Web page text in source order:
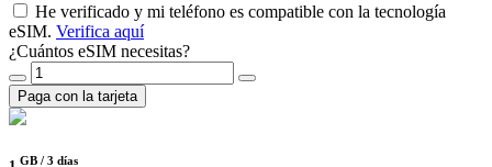
He verificado y mi teléfono es compatible con la tecnología
eSIM. Verifica aquí
¿Cuántos eSIM necesitas?
Paga con la tarjeta
GB / 3 días